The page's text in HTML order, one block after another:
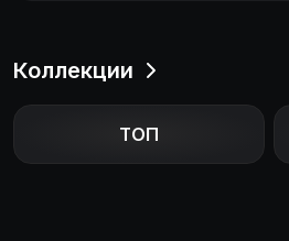
Коллекции
ТОП